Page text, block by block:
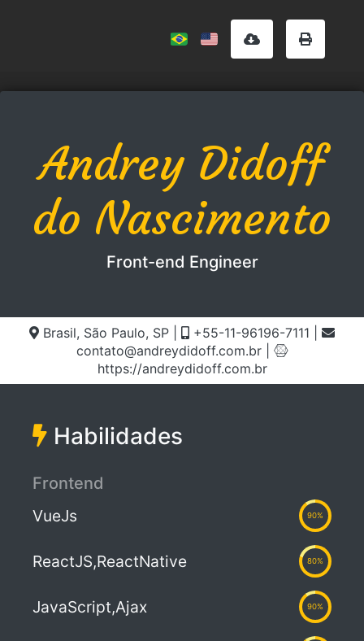
Andrey Didoff
do Nascimento
Front-end Engineer
Brasil, São Paulo, SP +55-11-96196-7111
contato@andreydidoff.com.br
https://andreydidoff.com.br
Habilidades
Frontend
VueJs
90%
ReactJS,ReactNative 80%
JavaScript,Ajax 90%